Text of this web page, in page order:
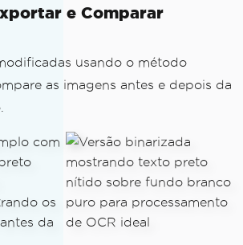
e Comparar
usando o método
as imagens antes e depois da